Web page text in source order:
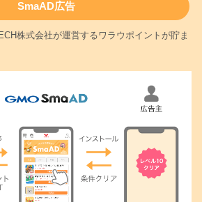
SmaAD広告
株式会社が運営するワラウポイントが貯ま